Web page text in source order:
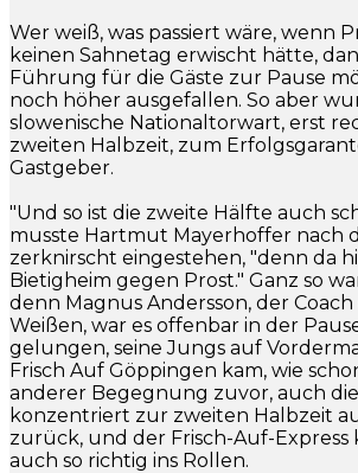
Wer weiß, was passiert wäre, wenn
keinen Sahnetag erwischt hätte,
Führung für die Gäste zur Pause
noch höher ausgefallen. So aber
slowenische Nationaltorwart, erst
zweiten Halbzeit, zum
Gastgeber.
"Und so ist die zweite Hälfte auch
musste Hartmut Mayerhoffer nach
zerknirscht eingestehen, "denn da
Bietigheim gegen Prost." Ganz so
denn Magnus Andersson, der
Weißen, war es offenbar in der
gelungen, seine Jungs auf
Frisch Auf Göppingen kam, wie
anderer Begegnung zuvor, auch
konzentriert zur zweiten Halbzeit
zurück, und der Frisch-Auf-Express
auch so richtig ins Rollen.